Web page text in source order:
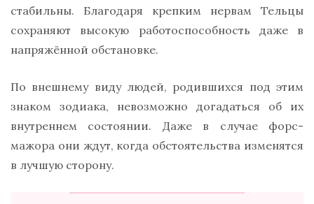
стабильны. Благодаря крепким нервам Тельцы
сохраняют высокую работоспособность даже в
напряжённой обстановке.
По внешнему виду людей, родившихся под этим
знаком зодиака, невозможно догадаться об их
внутреннем состоянии. Даже в случае форс-
мажора они ждут, когда обстоятельства изменятся
в лучшую сторону.